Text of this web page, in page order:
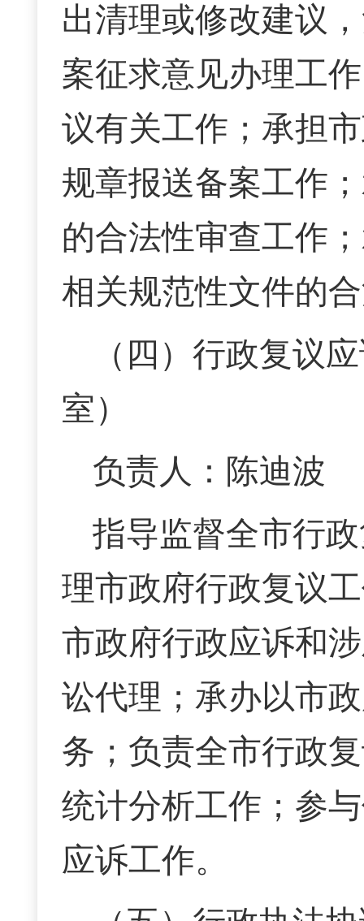
出清理或修改建议
案征求意见办理工
议有关工作；承担
规章报送备案工作
的合法性审查工作
相关规范性文件的
（四）行政复议
室）
负责人：陈迪波
指导监督全市行
理市政府行政复议
市政府行政应诉和
讼代理；承办以市
务；负责全市行政
统计分析工作；参
应诉工作。